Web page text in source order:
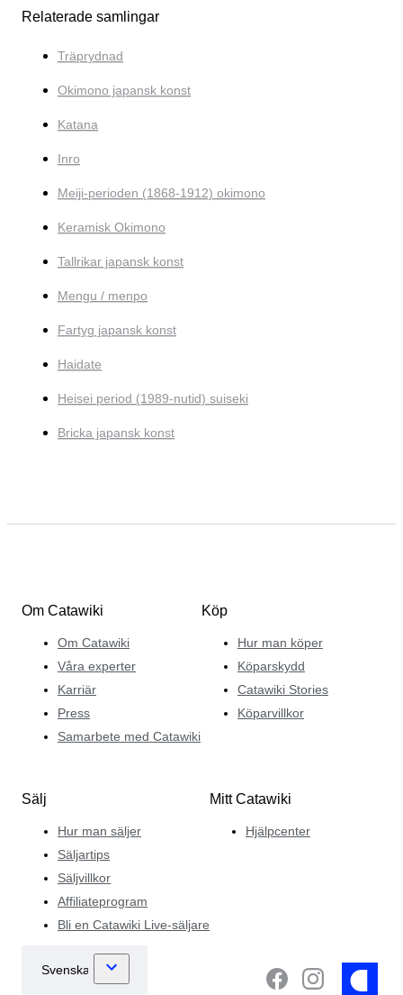
Relaterade samlingar
Träprydnad
Okimono japansk konst
Katana
Inro
Meiji-perioden (1868-1912) okimono
Keramisk Okimono
Tallrikar japansk konst
Mengu / menpo
Fartyg japansk konst
Haidate
Heisei period (1989-nutid) suiseki
Bricka japansk konst
Om Catawiki
Om Catawiki
Våra experter
Karriär
Press
Samarbete med Catawiki
Köp
Hur man köper
Köparskydd
Catawiki Stories
Köparvillkor
Sälj
Hur man säljer
Säljartips
Säljvillkor
Affiliateprogram
Bli en Catawiki Live-säljare
Mitt Catawiki
Hjälpcenter